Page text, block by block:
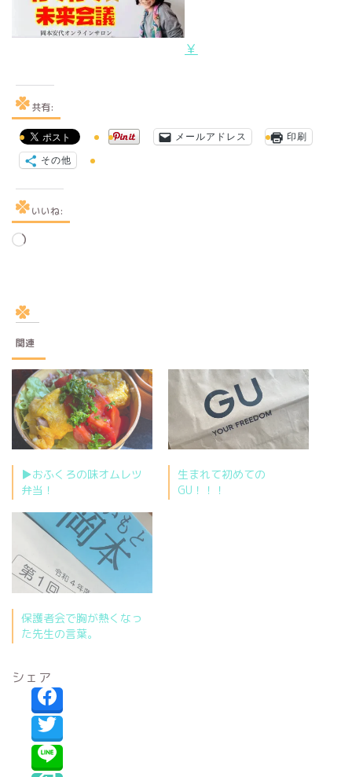
￥
共有:
メールアドレス
印刷
その他
いいね:
読
中…
関連
▶︎おふくろの味オムレツ
弁当！
生まれて初めての
GU！！！
保護者会で胸が熱くなっ
た先生の言葉。
シェア